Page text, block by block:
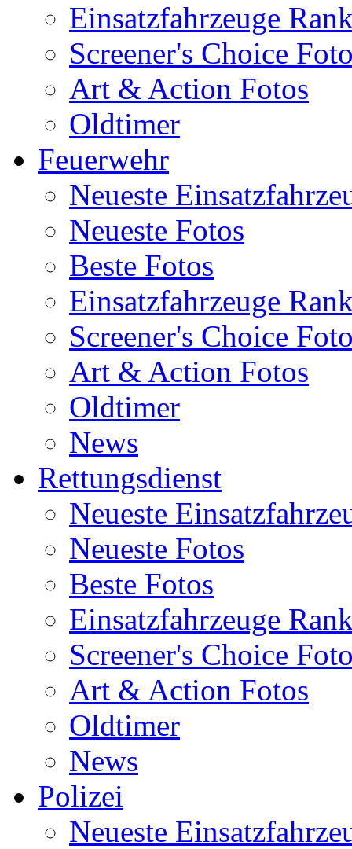
Einsatzfahrzeuge
Screener's Choice
Art & Action Fotos
Oldtimer
Feuerwehr
Neueste
Neueste Fotos
Beste Fotos
Einsatzfahrzeuge
Screener's Choice
Art & Action Fotos
Oldtimer
News
Rettungsdienst
Neueste
Neueste Fotos
Beste Fotos
Einsatzfahrzeuge
Screener's Choice
Art & Action Fotos
Oldtimer
News
Polizei
Neueste